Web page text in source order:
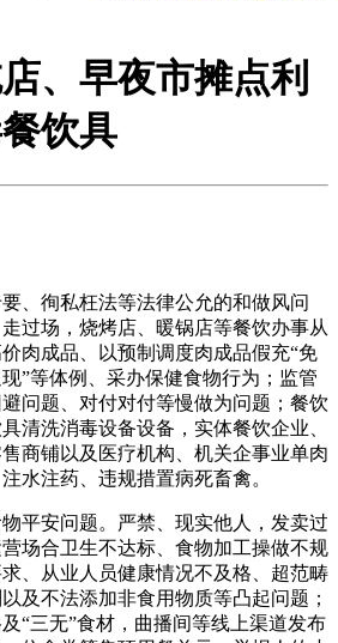
、早夜市摊点利
饮具
徇私枉法等法律公允的和做风问
过场，烧烤店、暖锅店等餐饮办事从
肉成品、以预制调度肉成品假充“免
”等体例、采办保健食物行为；监管
问题、对付对付等慢做为问题；餐饮
清洗消毒设备设备，实体餐饮企业、
商铺以及医疗机构、机关企事业单肉
水注药、违规措置病死畜禽。
安问题。严禁、现实他人，发卖过
场合卫生不达标、食物加工操做不规
、从业人员健康情况不及格、超范畴
及不法添加非食用物质等凸起问题；
“三无”食材，曲播间等线上渠道发布